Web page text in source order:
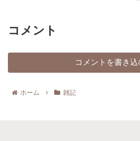
コメント
コメントを書き込
ホーム 雑記